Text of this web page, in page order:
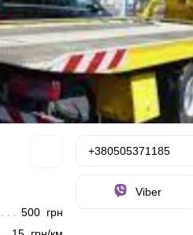
500 грн
+380505371185
Viber